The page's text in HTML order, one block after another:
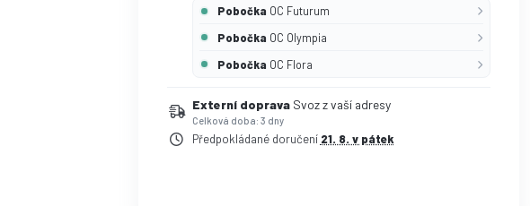
Pobočka OC Futurum
Pobočka OC Olympia
Pobočka OC Flora
Externí doprava Svoz z vaší adresy
Celková doba: 3 dny
Předpokládané doručení 21. 8. v pátek